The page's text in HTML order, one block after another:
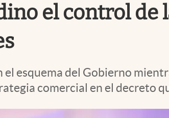
el control de
esquema del Gobierno
comercial en el decreto